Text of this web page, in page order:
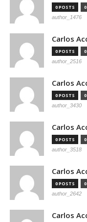
0 POSTS
author_1476
Carlos
0 POSTS
author_2516
Carlos
0 POSTS
author_3430
Carlos
0 POSTS
author_3518
Carlos
0 POSTS
author_2642
Carlos